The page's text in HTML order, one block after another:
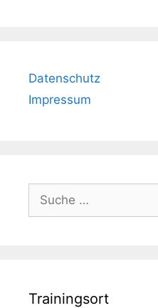
Datenschutz
Impressum
nach:
Trainingsort